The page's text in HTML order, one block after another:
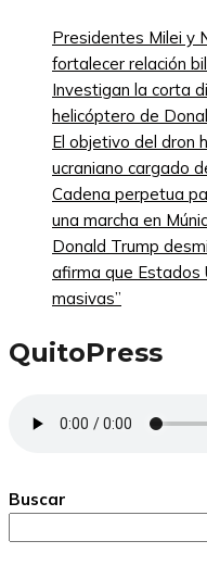
Presidentes Milei y
fortalecer relación
Investigan la corta
helicóptero de
El objetivo del dron
ucraniano cargado
Cadena perpetua
una marcha en
Donald Trump
afirma que Estados
masivas”
QuitoPress
Buscar